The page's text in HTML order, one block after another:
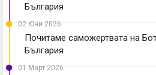
България
02 Юни 2026
Почитаме саможертвата на
България
01 Март 2026